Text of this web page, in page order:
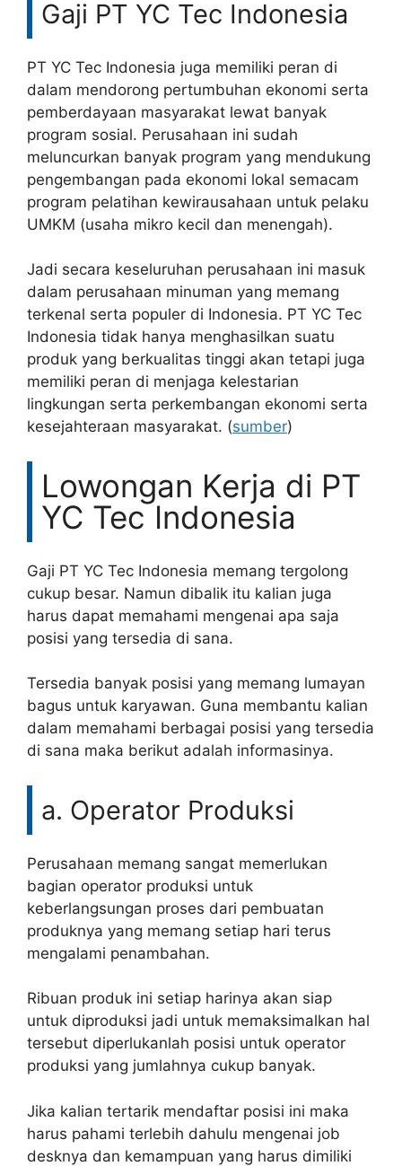
Gaji PT YC Tec Indonesia
PT YC Tec Indonesia juga memiliki peran di
dalam mendorong pertumbuhan ekonomi serta
pemberdayaan masyarakat lewat banyak
program sosial. Perusahaan ini sudah
meluncurkan banyak program yang mendukung
pengembangan pada ekonomi lokal semacam
program pelatihan kewirausahaan untuk pelaku
UMKM (usaha mikro kecil dan menengah).
Jadi secara keseluruhan perusahaan ini masuk
dalam perusahaan minuman yang memang
terkenal serta populer di Indonesia. PT YC Tec
Indonesia tidak hanya menghasilkan suatu
produk yang berkualitas tinggi akan tetapi juga
memiliki peran di menjaga kelestarian
lingkungan serta perkembangan ekonomi serta
kesejahteraan masyarakat. (sumber)
Lowongan Kerja di PT
YC Tec Indonesia
Gaji PT YC Tec Indonesia memang tergolong
cukup besar. Namun dibalik itu kalian juga
harus dapat memahami mengenai apa saja
posisi yang tersedia di sana.
Tersedia banyak posisi yang memang lumayan
bagus untuk karyawan. Guna membantu kalian
dalam memahami berbagai posisi yang tersedia
di sana maka berikut adalah informasinya.
a. Operator Produksi
Perusahaan memang sangat memerlukan
bagian operator produksi untuk
keberlangsungan proses dari pembuatan
produknya yang memang setiap hari terus
mengalami penambahan.
Ribuan produk ini setiap harinya akan siap
untuk diproduksi jadi untuk memaksimalkan hal
tersebut diperlukanlah posisi untuk operator
produksi yang jumlahnya cukup banyak.
Jika kalian tertarik mendaftar posisi ini maka
harus pahami terlebih dahulu mengenai job
desknya dan kemampuan yang harus dimiliki